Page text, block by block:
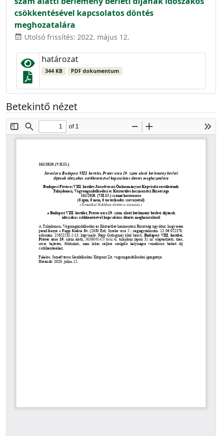
csökkentésével kapcsolatos döntés
meghozatalára
event_available Utolsó frissítés: 2022. május 12.
határozat
344 KB PDF dokumentum
Betekintő nézet